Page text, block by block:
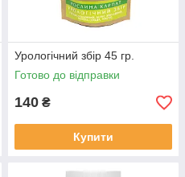
Урологічний збір 45 гр.
Готово до відправки
140 ₴
Купити